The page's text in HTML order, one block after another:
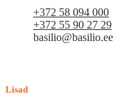
+372 58 094 000
+372 55 90 27 29
basilio@basilio.ee
Lisad